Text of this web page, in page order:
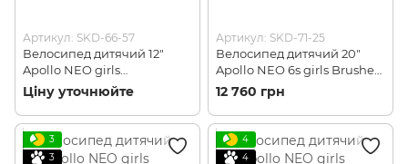
Артикул: SKD-66-57
Велосипед дитячий 12"
Apollo NEO girls
Purple/White (SKD-66-57)
Ціну уточнюйте
Артикул: SKD-71-25
Велосипед дитячий 20"
Apollo NEO 6s girls Brushed
Alloy / Navy Blue / Pink Fade
(SKD-71-25)
12 760 грн
3
3
4
4